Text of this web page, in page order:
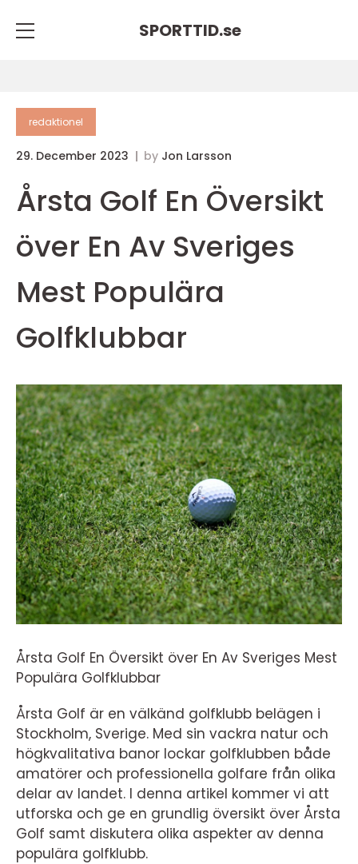
SPORTTID.se
redaktionel
29. December 2023 by Jon Larsson
Årsta Golf En Översikt
över En Av Sveriges
Mest Populära
Golfklubbar
Årsta Golf En Översikt över En Av Sveriges Mest
Populära Golfklubbar
Årsta Golf är en välkänd golfklubb belägen i
Stockholm, Sverige. Med sin vackra natur och
högkvalitativa banor lockar golfklubben både
amatörer och professionella golfare från olika
delar av landet. I denna artikel kommer vi att
utforska och ge en grundlig översikt över Årsta
Golf samt diskutera olika aspekter av denna
populära golfklubb.